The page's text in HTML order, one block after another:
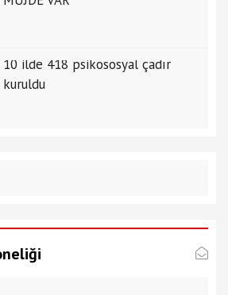
10 ilde 418 psikososyal çadır
kuruldu